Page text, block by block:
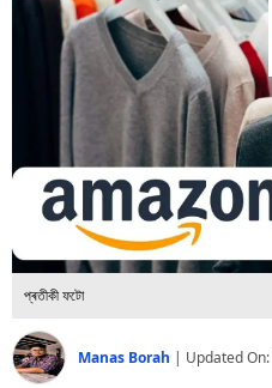
জীৱনশৈলী
Videos
প্ৰতীকী ফটো
Manas Borah | Updated On: